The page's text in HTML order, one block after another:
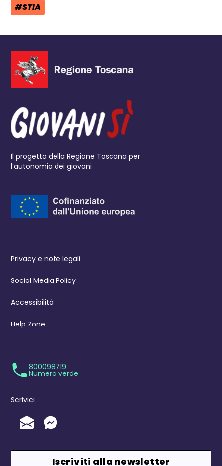
TAG:
#STIA
Il progetto della Regione Toscana per
l’autonomia dei giovani
Privacy e note legali
Social Media Policy
Accessibilità
Help Zone
800098719
Numero verde
Scrivici
Invia un'Email
Messenger
Iscriviti alla newsletter